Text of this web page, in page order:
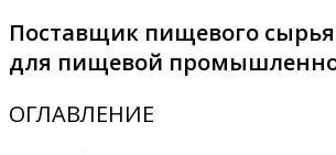
Поставщик пищевого
для пищевой
ОГЛАВЛЕНИЕ